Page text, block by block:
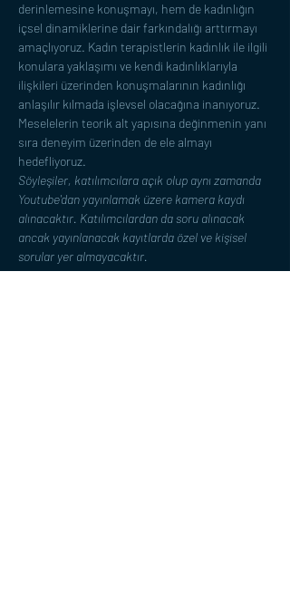
derinlemesine konuşmayı, hem de kadınlığın
içsel dinamiklerine dair farkındalığı arttırmayı
amaçlıyoruz. Kadın terapistlerin kadınlık ile ilgili
konulara yaklaşımı ve kendi kadınlıklarıyla
ilişkileri üzerinden konuşmalarının kadınlığı
anlaşılır kılmada işlevsel olacağına inanıyoruz.
Meselelerin teorik alt yapısına değinmenin yanı
sıra deneyim üzerinden de ele almayı
hedefliyoruz.
Söyleşiler, katılımcılara açık olup aynı zamanda
Youtube'dan yayınlamak üzere kamera kaydı
alınacaktır. Katılımcılardan da soru alınacak
ancak yayınlanacak kayıtlarda özel ve kişisel
sorular yer almayacaktır.